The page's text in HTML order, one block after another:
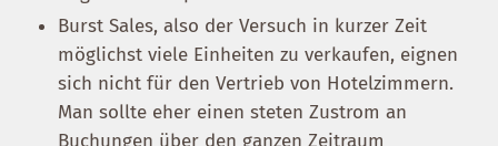
Burst Sales, also der Versuch in kurzer Zeit
möglichst viele Einheiten zu verkaufen, eignen
sich nicht für den Vertrieb von Hotelzimmern.
Man sollte eher einen steten Zustrom an
Buchungen über den ganzen Zeitraum